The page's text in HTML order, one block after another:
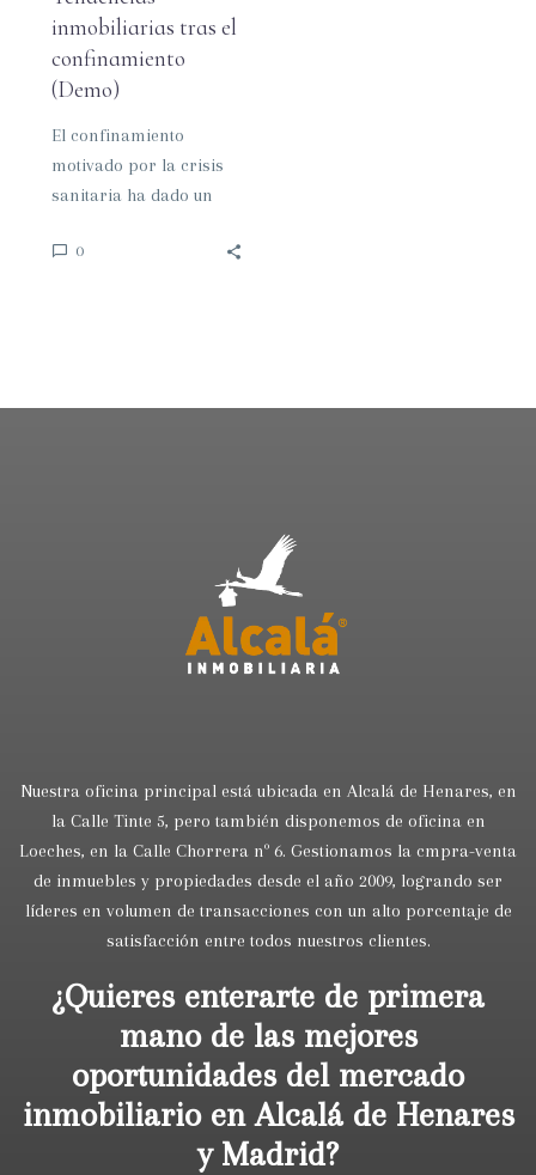
inmobiliarias tras el
confinamiento
(Demo)
El confinamiento
motivado por la crisis
sanitaria ha dado un
tendencias inmobilarias
0
Nuestra oficina principal está ubicada en Alcalá de Henares, en
la Calle Tinte 5, pero también disponemos de oficina en
Loeches, en la Calle Chorrera nº 6. Gestionamos la cmpra-venta
de inmuebles y propiedades desde el año 2009, logrando ser
líderes en volumen de transacciones con un alto porcentaje de
satisfacción entre todos nuestros clientes.
¿Quieres enterarte de primera
mano de las mejores
oportunidades del mercado
inmobiliario en Alcalá de Henares
y Madrid?